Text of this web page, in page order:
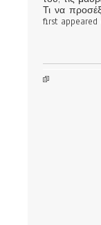
Τι να
first